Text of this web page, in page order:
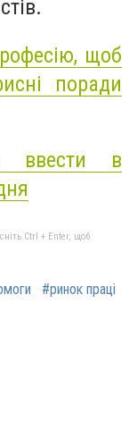
щоб
поради
ввести в
Ctrl + Enter, щоб
#ринок праці